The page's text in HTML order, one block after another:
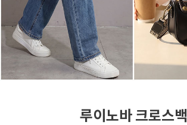
루이노바 크로스백